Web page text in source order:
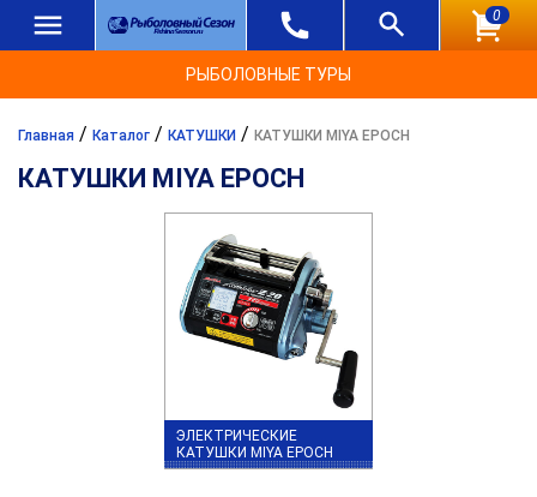
0
РЫБОЛОВНЫЕ ТУРЫ
Главная / Каталог / КАТУШКИ / КАТУШКИ MIYA EPOCH
КАТУШКИ MIYA EPOCH
ЭЛЕКТРИЧЕСКИЕ
КАТУШКИ MIYA EPOCH